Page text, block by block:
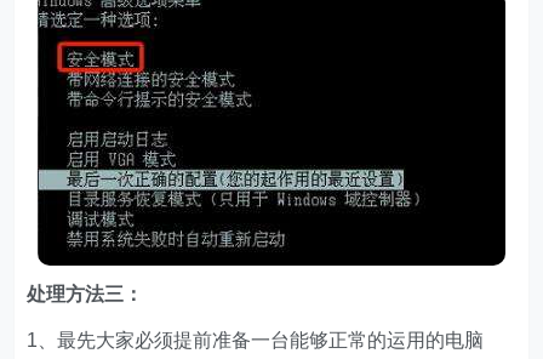
处理方法三：
1、最先大家必须提前准备一台能够正常的运用的电脑